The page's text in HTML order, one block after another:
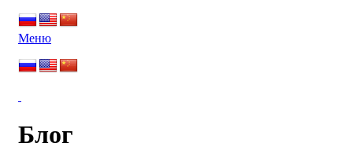
Меню
Блог